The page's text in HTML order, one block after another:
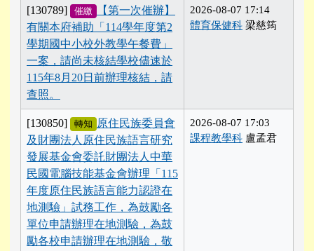
[130789] 催繳
【第一次催辦】
有關本府補助「114學年度第2
學期國中小校外教學午餐費」
一案，請尚未核結學校儘速於
115年8月20日前辦理核結，請
查照。
2026-08-07 17:14
體育保健科 梁慈筠
[130850] 轉知
原住民族委員會
及財團法人原住民族語言研究
發展基金會委託財團法人中華
民國電腦技能基金會辦理「115
年度原住民族語言能力認證在
地測驗」試務工作，為鼓勵各
單位申請辦理在地測驗，為鼓
勵各校申請辦理在地測驗，敬
2026-08-07 17:03
課程教學科 盧孟君